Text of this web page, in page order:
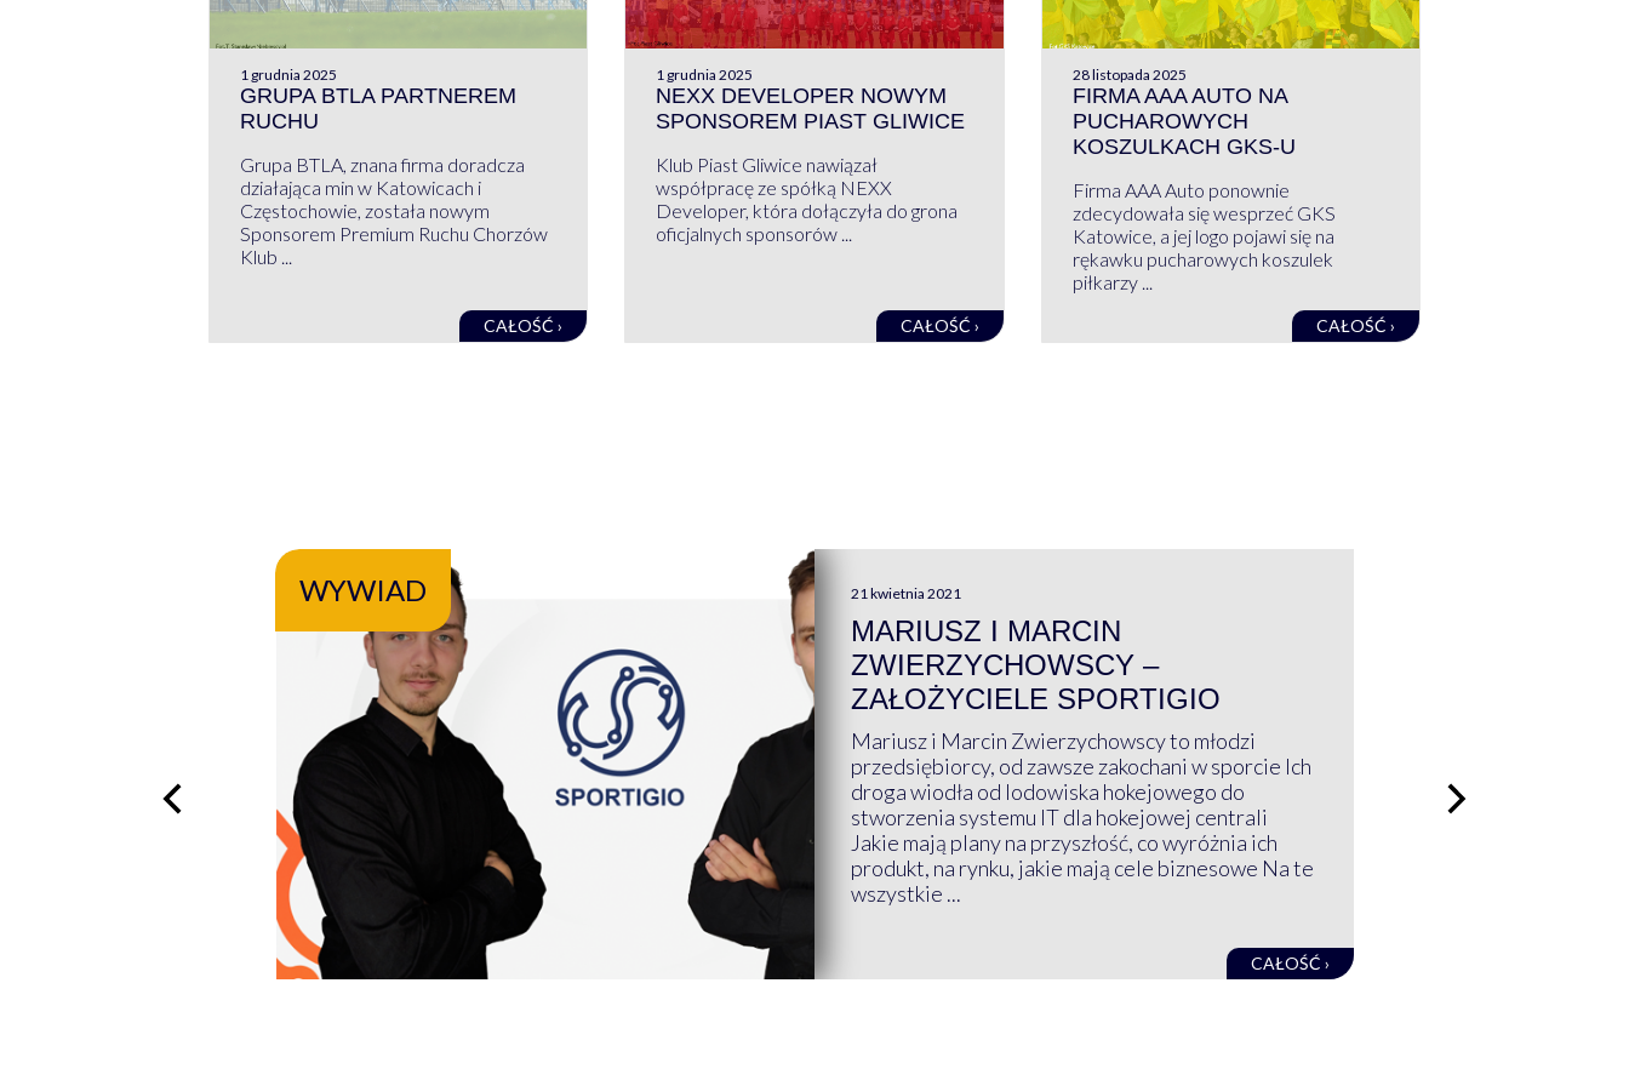
1 grudnia 2025
GRUPA BTLA PARTNEREM
RUCHU
Grupa BTLA, znana firma doradcza
działająca min w Katowicach i
Częstochowie, została nowym
Sponsorem Premium Ruchu Chorzów
Klub ...
CAŁOŚĆ ›
1 grudnia 2025
NEXX DEVELOPER NOWYM
SPONSOREM PIAST GLIWICE
Klub Piast Gliwice nawiązał
współpracę ze spółką NEXX
Developer, która dołączyła do grona
oficjalnych sponsorów ...
CAŁOŚĆ ›
28 listopada 2025
FIRMA AAA AUTO NA
PUCHAROWYCH
KOSZULKACH GKS-U
Firma AAA Auto ponownie
zdecydowała się wesprzeć GKS
Katowice, a jej logo pojawi się na
rękawku pucharowych koszulek
piłkarzy ...
CAŁOŚĆ ›
WYWIAD 21 kwietnia 2021
MARIUSZ I MARCIN
ZWIERZYCHOWSCY –
ZAŁOŻYCIELE SPORTIGIO
Mariusz i Marcin Zwierzychowscy to młodzi
przedsiębiorcy, od zawsze zakochani w sporcie Ich
droga wiodła od lodowiska hokejowego do
stworzenia systemu IT dla hokejowej centrali
Jakie mają plany na przyszłość, co wyróżnia ich
produkt, na rynku, jakie mają cele biznesowe Na te
wszystkie ...
CAŁOŚĆ ›